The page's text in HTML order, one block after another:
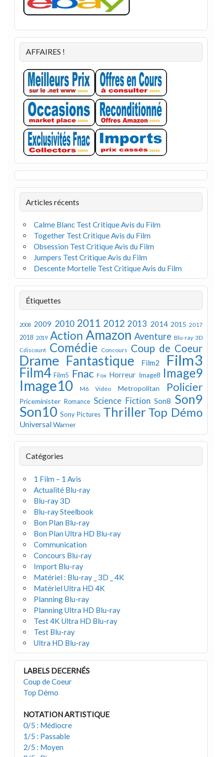
AFFAIRES !
Articles récents
Calme Blanc Test Critique Avis du Film
Together Test Critique Avis du Film
Obsession Test Critique Avis du Film
Jumpers Test Critique Avis du Film
Descente Mortelle Test Critique Avis du Film
Étiquettes
2008 2009 2010 2011 2012 2013 2014 2015 2017
2018 2019 Action Amazon Aventure Blu-ray 3D
Cdiscount Comédie Concours Coup de Coeur
Drame Fantastique Film2 Film3
Film4 Film5 Fnac Fox Horreur Image8 Image9
Image10 M6 Vidéo Metropolitan Policier
Priceminister Romance Science Fiction Son8 Son9
Son10 Sony Pictures Thriller Top Démo
UniversalWarner
Catégories
1 Film – 1 Avis
Actualité Blu-ray
Blu-ray 3D
Blu-ray Steelbook
Bon Plan Blu-ray
Bon Plan Ultra HD Blu-ray
Communication
Concours Blu-ray
Import Blu-ray
Matériel : Blu-ray _ 3D _ 4K
Matériel Ultra HD 4K
Planning Blu-ray
Planning Ultra HD Blu-ray
Test 4K Ultra HD Blu-ray
Test Blu-ray
Ultra HD Blu-ray
LABELS DECERNÉS
Coup de Coeur
Top Démo
NOTATION ARTISTIQUE
0/5 : Médiocre
1/5 : Passable
2/5 : Moyen